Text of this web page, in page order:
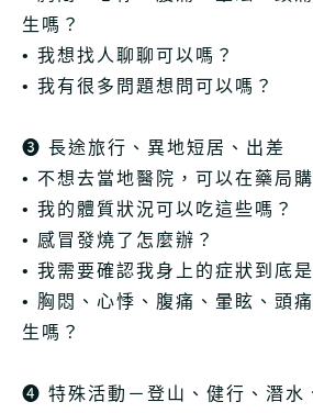
生嗎？
• 我想找人聊聊可以嗎？
• 我有很多問題想問可以嗎？
➌ 長途旅行、異地短居、出差
• 不想去當地醫院，可以在藥局
• 我的體質狀況可以吃這些嗎？
• 感冒發燒了怎麼辦？
• 我需要確認我身上的症狀到底
• 胸悶、心悸、腹痛、暈眩、頭
生嗎？
➍ 特殊活動－登山、健行、潛水